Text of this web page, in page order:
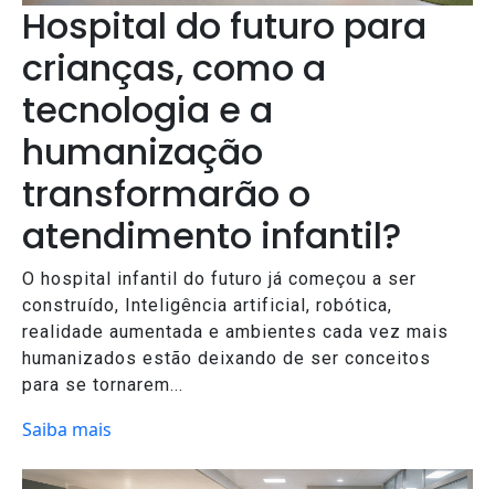
Hospital do futuro para
crianças, como a
tecnologia e a
humanização
transformarão o
atendimento infantil?
O hospital infantil do futuro já começou a ser
construído, Inteligência artificial, robótica,
realidade aumentada e ambientes cada vez mais
humanizados estão deixando de ser conceitos
para se tornarem...
Saiba mais